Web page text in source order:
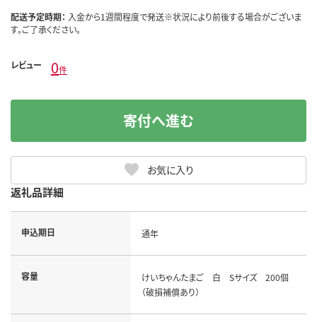
配送予定時期： 入金から1週間程度で発送※状況により前後する場合がございま
す。ご了承ください。
レビュー 0件
お気に入り
寄付へ進む
返礼品詳細
申込期日 通年
容量
けいちゃんたまご 白 Sサイズ 200個
（破損補償あり）